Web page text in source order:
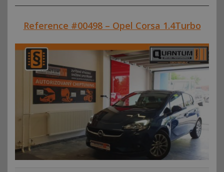
Reference #00498 – Opel Corsa 1.4Turbo